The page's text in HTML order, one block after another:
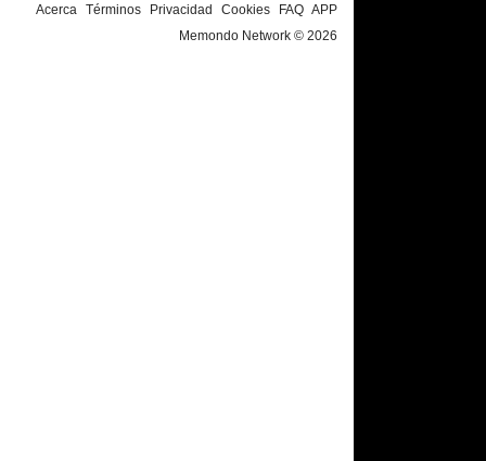
Acerca Términos Privacidad Cookies FAQ APP
Memondo Network © 2026